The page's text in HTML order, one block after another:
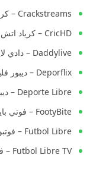
Crackstreams – كراك ستريمز
CricHD – كرياد اتش دي
Daddylive – دادي لايف
Deporflix – ديبور فليكس
Deporte Libre – ديبورتي ليبري
FootyBite – فوتي بايت
Futbol Libre – فوتبول ليبري
Futbol Libre TV – فوتبول ليبري تي في